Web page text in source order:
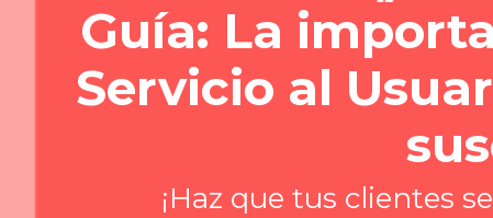
Guía: La
Servicio al
¡Haz que tus clientes